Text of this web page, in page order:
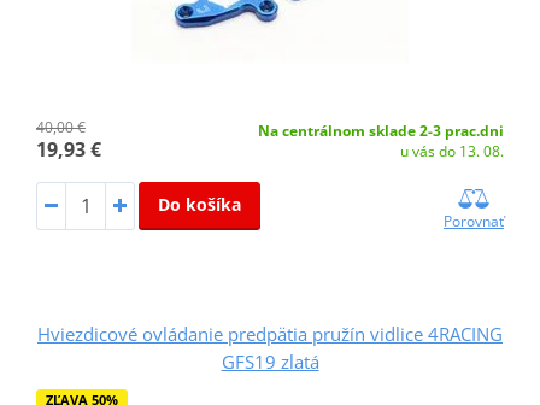
40,00 €
19,93 €
Na centrálnom sklade 2-3 prac.dni
u vás do 13. 08.
Do košíka
Porovnať
Hviezdicové ovládanie predpätia pružín vidlice 4RACING
GFS19 zlatá
ZĽAVA 50%